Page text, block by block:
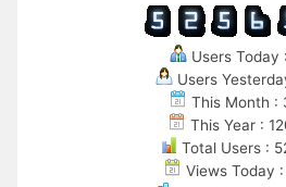
Users Today
Users
This Month :
This Year :
Total Users :
Views Today